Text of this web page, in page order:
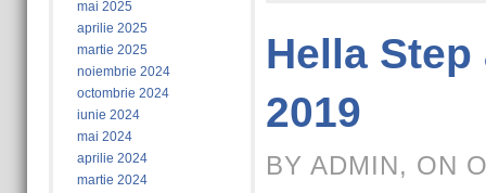
mai 2025
aprilie 2025
martie 2025
noiembrie 2024
octombrie 2024
iunie 2024
mai 2024
aprilie 2024
martie 2024
Hella
2019
BY ADMIN, ON